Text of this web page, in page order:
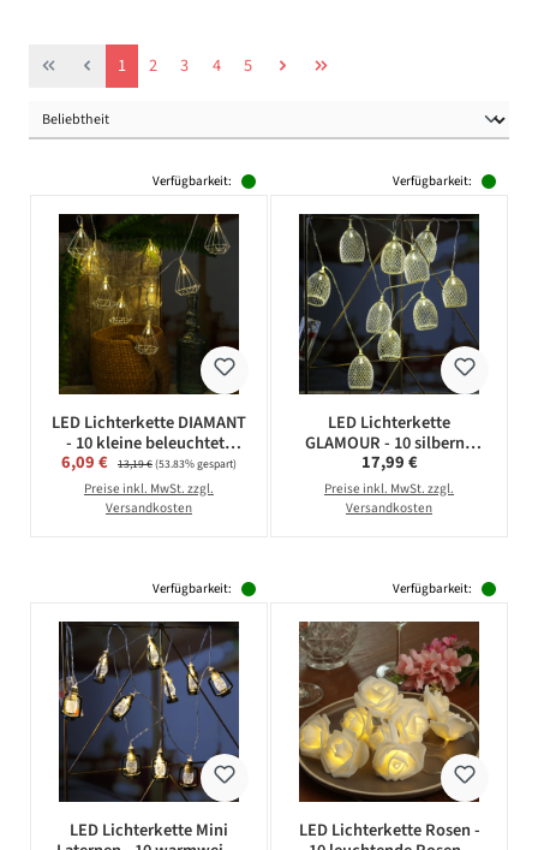
Seite
1 Seite
2 Seite
3 Seite
4 Seite
5
Verfügbarkeit:
LED Lichterkette DIAMANT
- 10 kleine beleuchtete
Diamanten - Batterie - L:
1,6m - silber
Verkaufspreis:
6,09 € Regulärer Preis:
13,19 €(53.83% gespart)
Preise inkl. MwSt. zzgl.
Versandkosten
Verfügbarkeit:
LED Lichterkette
GLAMOUR - 10 silberne
Lampenschirmchen - L:
1,8m - Batteriebetrieb
Regulärer Preis:
17,99 €
Preise inkl. MwSt. zzgl.
Versandkosten
Verfügbarkeit:
LED Lichterkette Mini
Verfügbarkeit:
LED Lichterkette Rosen -